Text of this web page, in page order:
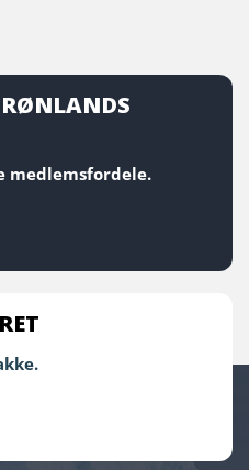
medlemsfordele.